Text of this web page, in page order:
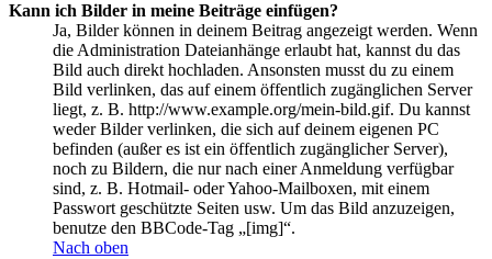
Kann ich Bilder in meine Beiträge einfügen?
Ja, Bilder können in deinem Beitrag angezeigt werden. Wenn
die Administration Dateianhänge erlaubt hat, kannst du das
Bild auch direkt hochladen. Ansonsten musst du zu einem
Bild verlinken, das auf einem öffentlich zugänglichen Server
liegt, z. B. http://www.example.org/mein-bild.gif. Du kannst
weder Bilder verlinken, die sich auf deinem eigenen PC
befinden (außer es ist ein öffentlich zugänglicher Server),
noch zu Bildern, die nur nach einer Anmeldung verfügbar
sind, z. B. Hotmail- oder Yahoo-Mailboxen, mit einem
Passwort geschützte Seiten usw. Um das Bild anzuzeigen,
benutze den BBCode-Tag „[img]“.
Nach oben